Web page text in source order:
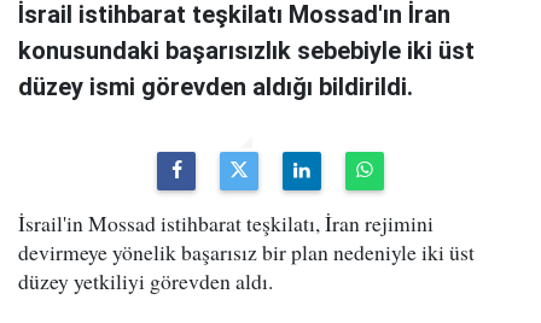
İsrail istihbarat teşkilatı Mossad'ın İran
konusundaki başarısızlık sebebiyle iki üst
düzey ismi görevden aldığı bildirildi.
İsrail'in Mossad istihbarat teşkilatı, İran rejimini
devirmeye yönelik başarısız bir plan nedeniyle iki üst
düzey yetkiliyi görevden aldı.